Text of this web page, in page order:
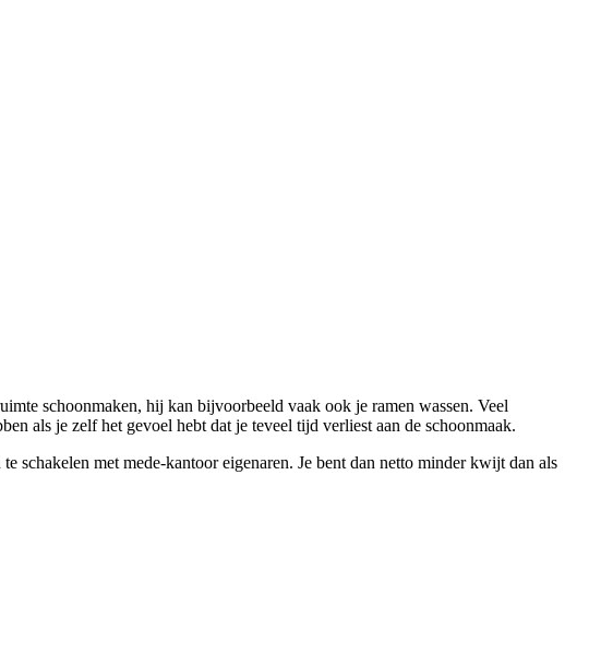
schoonmaken, hij kan bijvoorbeeld vaak ook je ramen wassen. Veel
als je zelf het gevoel hebt dat je teveel tijd verliest aan de schoonmaak.
schakelen met mede-kantoor eigenaren. Je bent dan netto minder kwijt dan als